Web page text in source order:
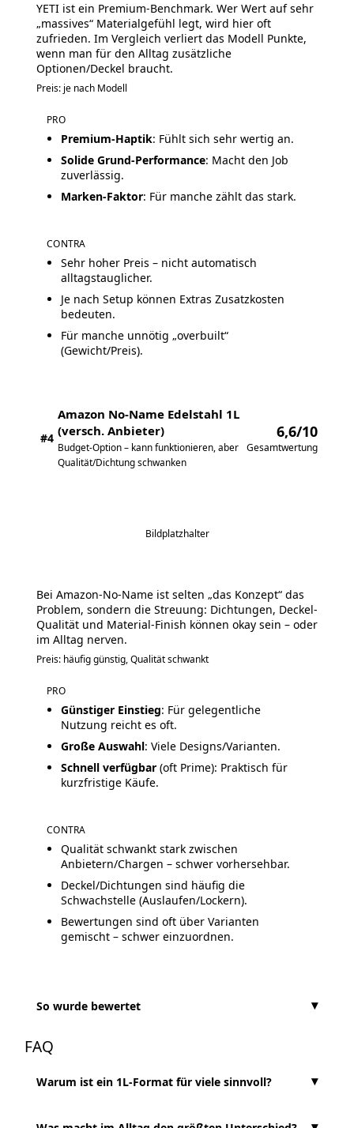
YETI ist ein Premium-Benchmark. Wer Wert auf sehr
„massives“ Materialgefühl legt, wird hier oft
zufrieden. Im Vergleich verliert das Modell Punkte,
wenn man für den Alltag zusätzliche
Optionen/Deckel braucht.
Preis: je nach Modell
PRO
Premium-Haptik: Fühlt sich sehr wertig an.
Solide Grund-Performance: Macht den Job
zuverlässig.
Marken-Faktor: Für manche zählt das stark.
CONTRA
Sehr hoher Preis – nicht automatisch
alltagstauglicher.
Je nach Setup können Extras Zusatzkosten
bedeuten.
Für manche unnötig „overbuilt“
(Gewicht/Preis).
#4
Amazon No-Name Edelstahl 1L
(versch. Anbieter)
Budget-Option – kann funktionieren, aber
Qualität/Dichtung schwanken
6,6/10
Gesamtwertung
Bildplatzhalter
Bei Amazon-No-Name ist selten „das Konzept“ das
Problem, sondern die Streuung: Dichtungen, Deckel-
Qualität und Material-Finish können okay sein – oder
im Alltag nerven.
Preis: häufig günstig, Qualität schwankt
PRO
Günstiger Einstieg: Für gelegentliche
Nutzung reicht es oft.
Große Auswahl: Viele Designs/Varianten.
Schnell verfügbar (oft Prime): Praktisch für
kurzfristige Käufe.
CONTRA
Qualität schwankt stark zwischen
Anbietern/Chargen – schwer vorhersehbar.
Deckel/Dichtungen sind häufig die
Schwachstelle (Auslaufen/Lockern).
Bewertungen sind oft über Varianten
gemischt – schwer einzuordnen.
So wurde bewertet
FAQ
Warum ist ein 1L-Format für viele sinnvoll?